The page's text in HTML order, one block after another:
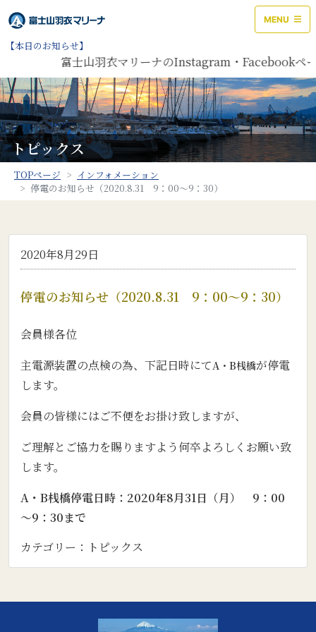
MENU
【本日のお知らせ】
富士山羽衣マリーナのInstagram・Facebookペ
トピックス
TOPページ
インフォメーション
停電のお知らせ（2020.8.31 9：00～9：30）
2020年8月29日
停電のお知らせ（2020.8.31 9：00～9：30）
会員様各位
主電源装置の点検の為、下記日時にてA・B桟橋が停電
します。
会員の皆様にはご不便をお掛け致しますが、
ご理解とご協力を賜りますよう何卒よろしくお願い致
します。
A・B桟橋停電日時：2020年8月31日（月） 9：00
～9：30まで
カテゴリー： トピックス